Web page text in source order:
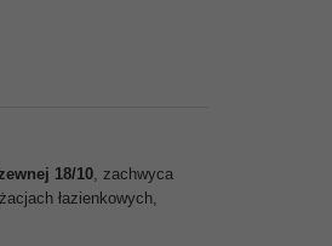
18/10, zachwyca
łazienkowych,